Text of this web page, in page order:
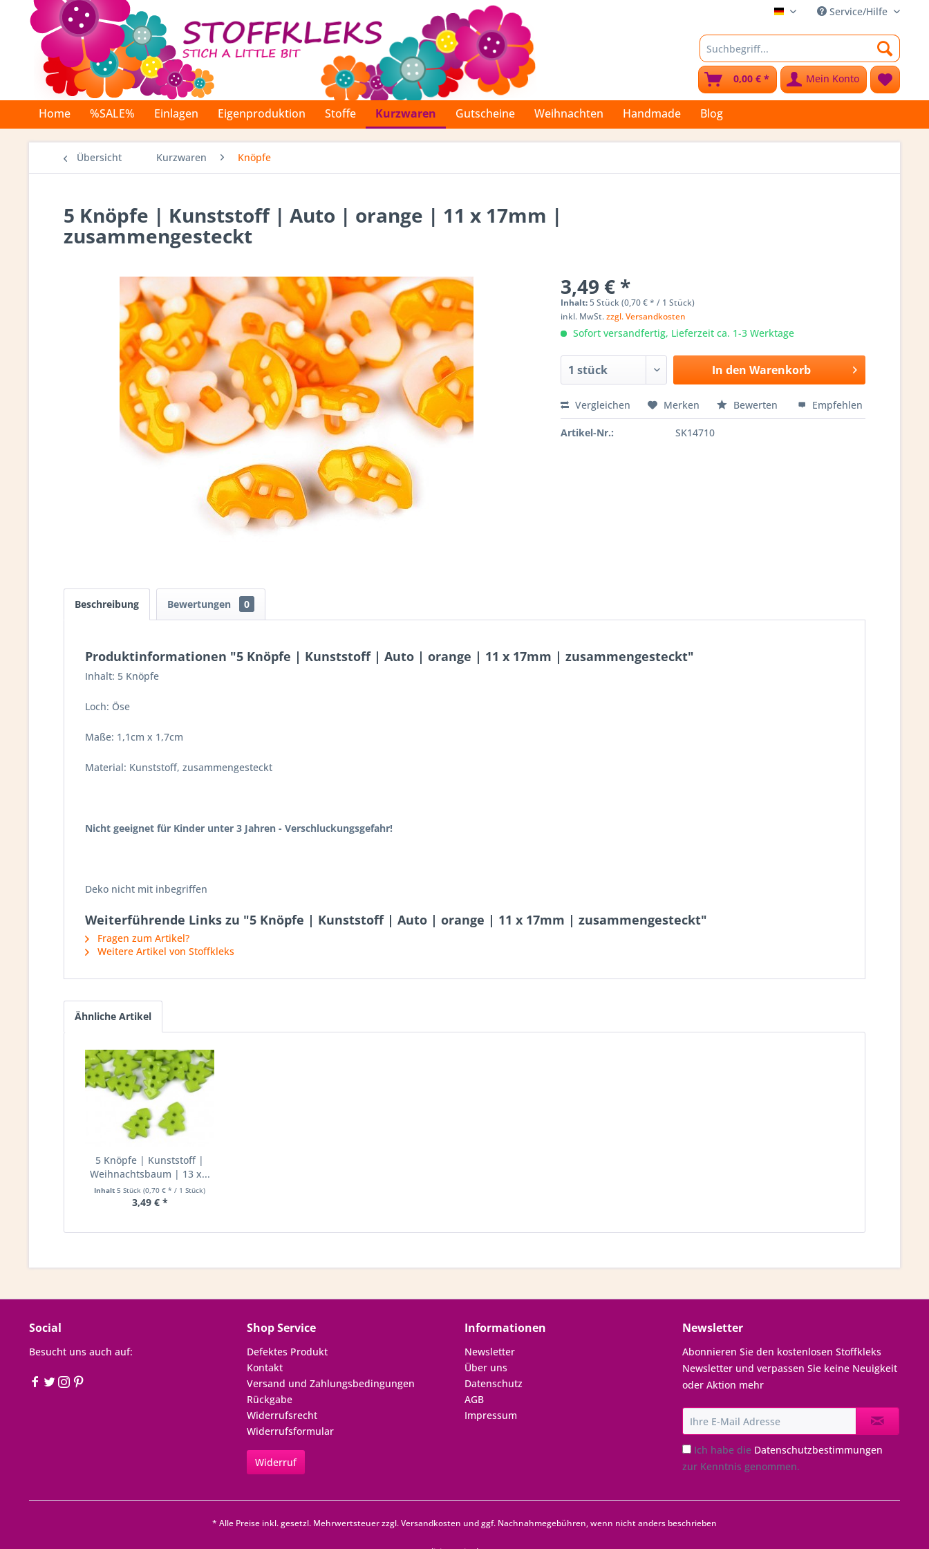
Stoffkleks Service/Hilfe
Mein Konto
0,00 € *
Home %SALE% Einlagen Eigenproduktion Stoffe Kurzwaren Gutscheine Weihnachten Handmade Blog
Übersicht Kurzwaren Knöpfe
5 Knöpfe | Kunststoff | Auto | orange | 11 x 17mm |
zusammengesteckt
3,49 € *
Inhalt:5 Stück (0,70 € * / 1 Stück)
inkl. MwSt.zzgl. Versandkosten
Sofort versandfertig, Lieferzeit ca. 1-3 Werktage
In den Warenkorb
Vergleichen Merken Bewerten Empfehlen
Artikel-Nr.: SK14710
Beschreibung Bewertungen 0
Produktinformationen "5 Knöpfe | Kunststoff | Auto | orange | 11 x 17mm | zusammengesteckt"
Inhalt: 5 Knöpfe
Loch: Öse
Maße: 1,1cm x 1,7cm
Material: Kunststoff, zusammengesteckt
Nicht geeignet für Kinder unter 3 Jahren - Verschluckungsgefahr!
Deko nicht mit inbegriffen
Weiterführende Links zu "5 Knöpfe | Kunststoff | Auto | orange | 11 x 17mm | zusammengesteckt"
Fragen zum Artikel?
Weitere Artikel von Stoffkleks
Ähnliche Artikel
5 Knöpfe | Kunststoff |
Weihnachtsbaum | 13 x...
Inhalt5 Stück(0,70 € * / 1 Stück)
3,49 € *
Social
Besucht uns auch auf:
Shop Service
Defektes Produkt
Kontakt
Versand und Zahlungsbedingungen
Rückgabe
Widerrufsrecht
Widerrufsformular
Widerruf
Informationen
Newsletter
Über uns
Datenschutz
AGB
Impressum
Newsletter
Abonnieren Sie den kostenlosen Stoffkleks
Newsletter und verpassen Sie keine Neuigkeit
oder Aktion mehr
Ich habe die Datenschutzbestimmungen
zur Kenntnis genommen.
* Alle Preise inkl. gesetzl. Mehrwertsteuer zzgl.Versandkosten und ggf. Nachnahmegebühren, wenn nicht anders beschrieben